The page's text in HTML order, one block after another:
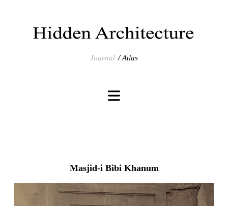
Journal Atlas
Masjid-i Bibi Khanum